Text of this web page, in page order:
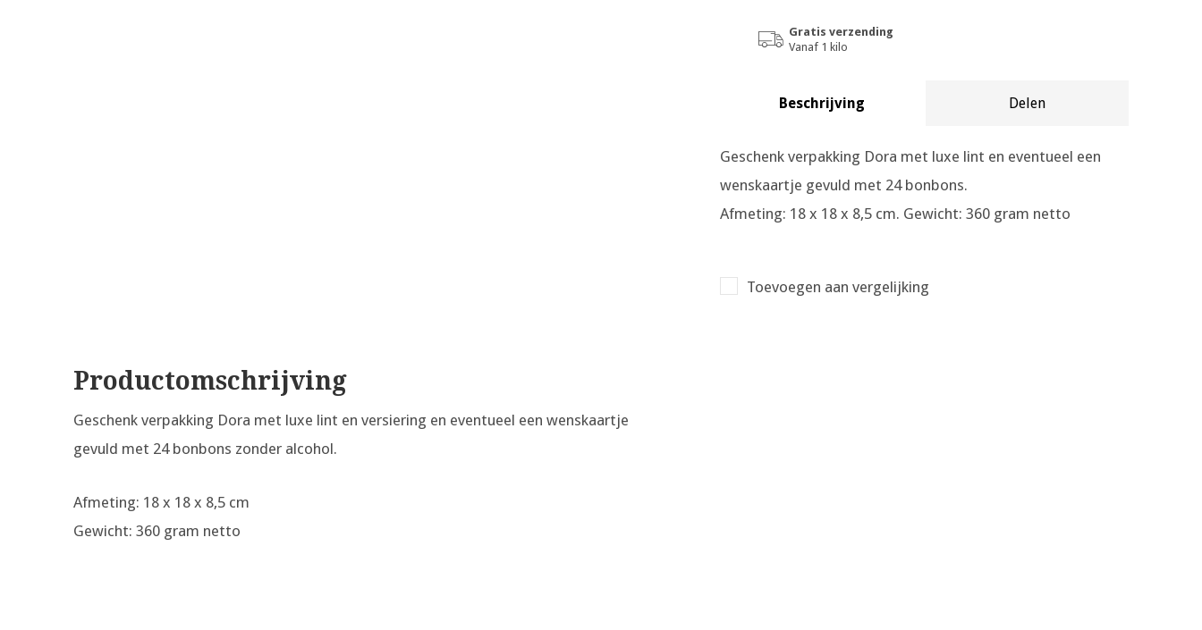
Gratis verzending
Vanaf 1 kilo
Beschrijving Delen
Geschenk verpakking Dora met luxe lint en eventueel een
wenskaartje gevuld met 24 bonbons.
Afmeting: 18 x 18 x 8,5 cm. Gewicht: 360 gram netto
Toevoegen aan vergelijking
Productomschrijving
Geschenk verpakking Dora met luxe lint en versiering en eventueel een wenskaartje
gevuld met 24 bonbons zonder alcohol.
Afmeting: 18 x 18 x 8,5 cm
Gewicht: 360 gram netto